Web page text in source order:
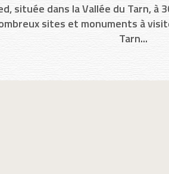
située dans la Vallée du Tarn, à
sites et monuments à
Tarn...